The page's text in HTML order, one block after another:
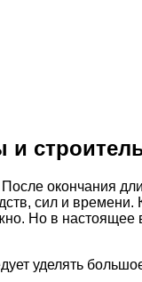
и
После окончания
сил и
Но в настоящее
уделять